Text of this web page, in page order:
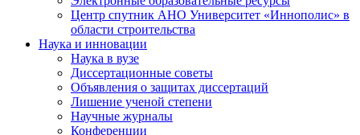
Центр спутник АНО Университет «Иннополис» в
области строительства
Наука и инновации
Наука в вузе
Диссертационные советы
Объявления о защитах диссертаций
Лишение ученой степени
Научные журналы
Конференции